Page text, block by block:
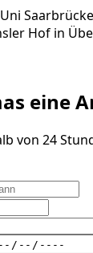
Hof in
eine
von 24